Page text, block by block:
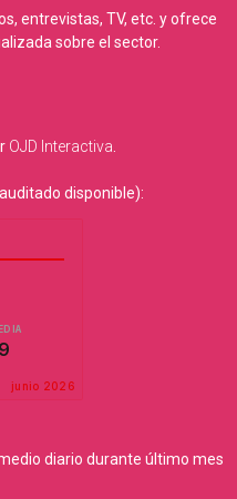
entrevistas, TV, etc. y ofrece
sobre el sector.
OJD Interactiva
disponible):
diario durante último mes